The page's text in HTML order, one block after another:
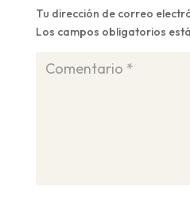
Tu dirección de correo
Los campos obligatorios